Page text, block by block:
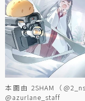
本圖由 2SHAM（
@azurlane_staff